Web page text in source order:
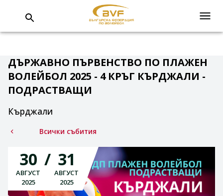
ДЪРЖАВНО ПЪРВЕНСТВО ПО ПЛАЖЕН
ВОЛЕЙБОЛ 2025 - 4 КРЪГ КЪРДЖАЛИ -
ПОДРАСТВАЩИ
Кърджали
Всички събития
30
АВГУСТ
2025
31
АВГУСТ
2025